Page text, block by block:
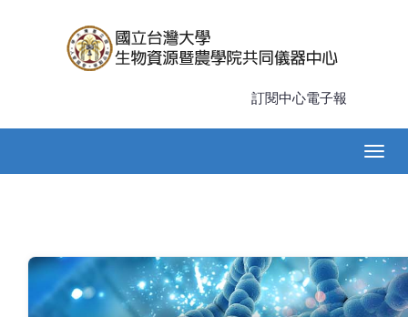
訂閱中心電子報
navigation